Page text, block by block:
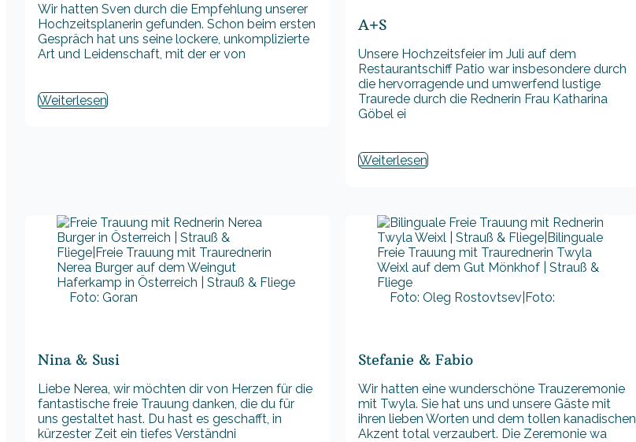
Wir hatten Sven durch die Empfehlung unserer
Hochzeitsplanerin gefunden. Schon beim ersten
Gespräch hat uns seine lockere, unkomplizierte
Art und Leidenschaft, mit der er von
Weiterlesen
A+S
Unsere Hochzeitsfeier im Juli auf dem
Restaurantschiff Patio war insbesondere durch
die hervorragende und umwerfend lustige
Traurede durch die Rednerin Frau Katharina
Göbel ei
Weiterlesen
Foto: Goran
Nina & Susi
Liebe Nerea, wir möchten dir von Herzen für die
fantastische freie Trauung danken, die du für
uns gestaltet hast. Du hast es geschafft, in
kürzester Zeit ein tiefes Verständni
Foto: Oleg Rostovtsev|Foto:
Stefanie & Fabio
Wir hatten eine wunderschöne Trauzeremonie
mit Twyla. Sie hat uns und unsere Gäste mit
ihren lieben Worten und dem tollen kanadischen
Akzent total verzaubert. Die Zeremonie wa